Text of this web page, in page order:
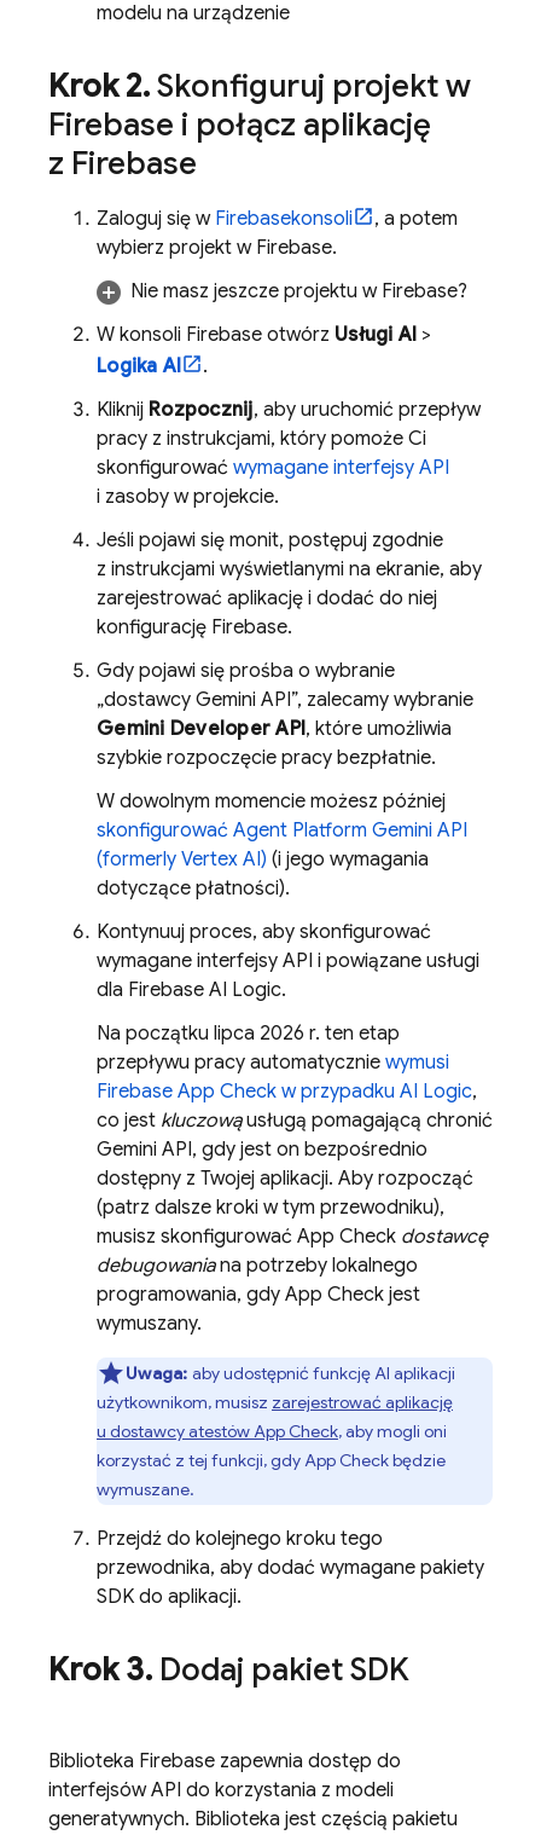
modelu na urządzenie
Krok 2.Skonfiguruj projekt w
Firebase i połącz aplikację
z Firebase
Zaloguj się w Firebasekonsoli
, a potem
wybierz projekt w Firebase.
Nie masz jeszcze projektu w Firebase?
W konsoli Firebase otwórz Usługi AI >
Logika AI
.
Kliknij Rozpocznij, aby uruchomić przepływ
pracy z instrukcjami, który pomoże Ci
skonfigurować wymagane interfejsy API
i zasoby w projekcie.
Jeśli pojawi się monit, postępuj zgodnie
z instrukcjami wyświetlanymi na ekranie, aby
zarejestrować aplikację i dodać do niej
konfigurację Firebase.
Gdy pojawi się prośba o wybranie
„dostawcy Gemini API”, zalecamy wybranie
Gemini Developer API, które umożliwia
szybkie rozpoczęcie pracy bezpłatnie.
W dowolnym momencie możesz później
skonfigurować Agent Platform Gemini API
(formerly Vertex AI) (i jego wymagania
dotyczące płatności).
Kontynuuj proces, aby skonfigurować
wymagane interfejsy API i powiązane usługi
dla Firebase AI Logic.
Na początku lipca 2026 r. ten etap
przepływu pracy automatycznie wymusi
Firebase App Check w przypadku AI Logic,
co jest kluczowąusługą pomagającą chronić
Gemini API, gdy jest on bezpośrednio
dostępny z Twojej aplikacji. Aby rozpocząć
(patrz dalsze kroki w tym przewodniku),
musisz skonfigurować App Check dostawcę
debugowaniana potrzeby lokalnego
programowania, gdy App Check jest
wymuszany.
Uwaga: aby udostępnić funkcję AI aplikacji
użytkownikom, musisz zarejestrować aplikację
u dostawcy atestówApp Check, aby mogli oni
korzystać z tej funkcji, gdyApp Checkbędzie
wymuszane.
Przejdź do kolejnego kroku tego
przewodnika, aby dodać wymagane pakiety
SDK do aplikacji.
Krok 3.Dodaj pakiet SDK
Biblioteka Firebase zapewnia dostęp do
interfejsów API do korzystania z modeli
generatywnych. Biblioteka jest częścią pakietu